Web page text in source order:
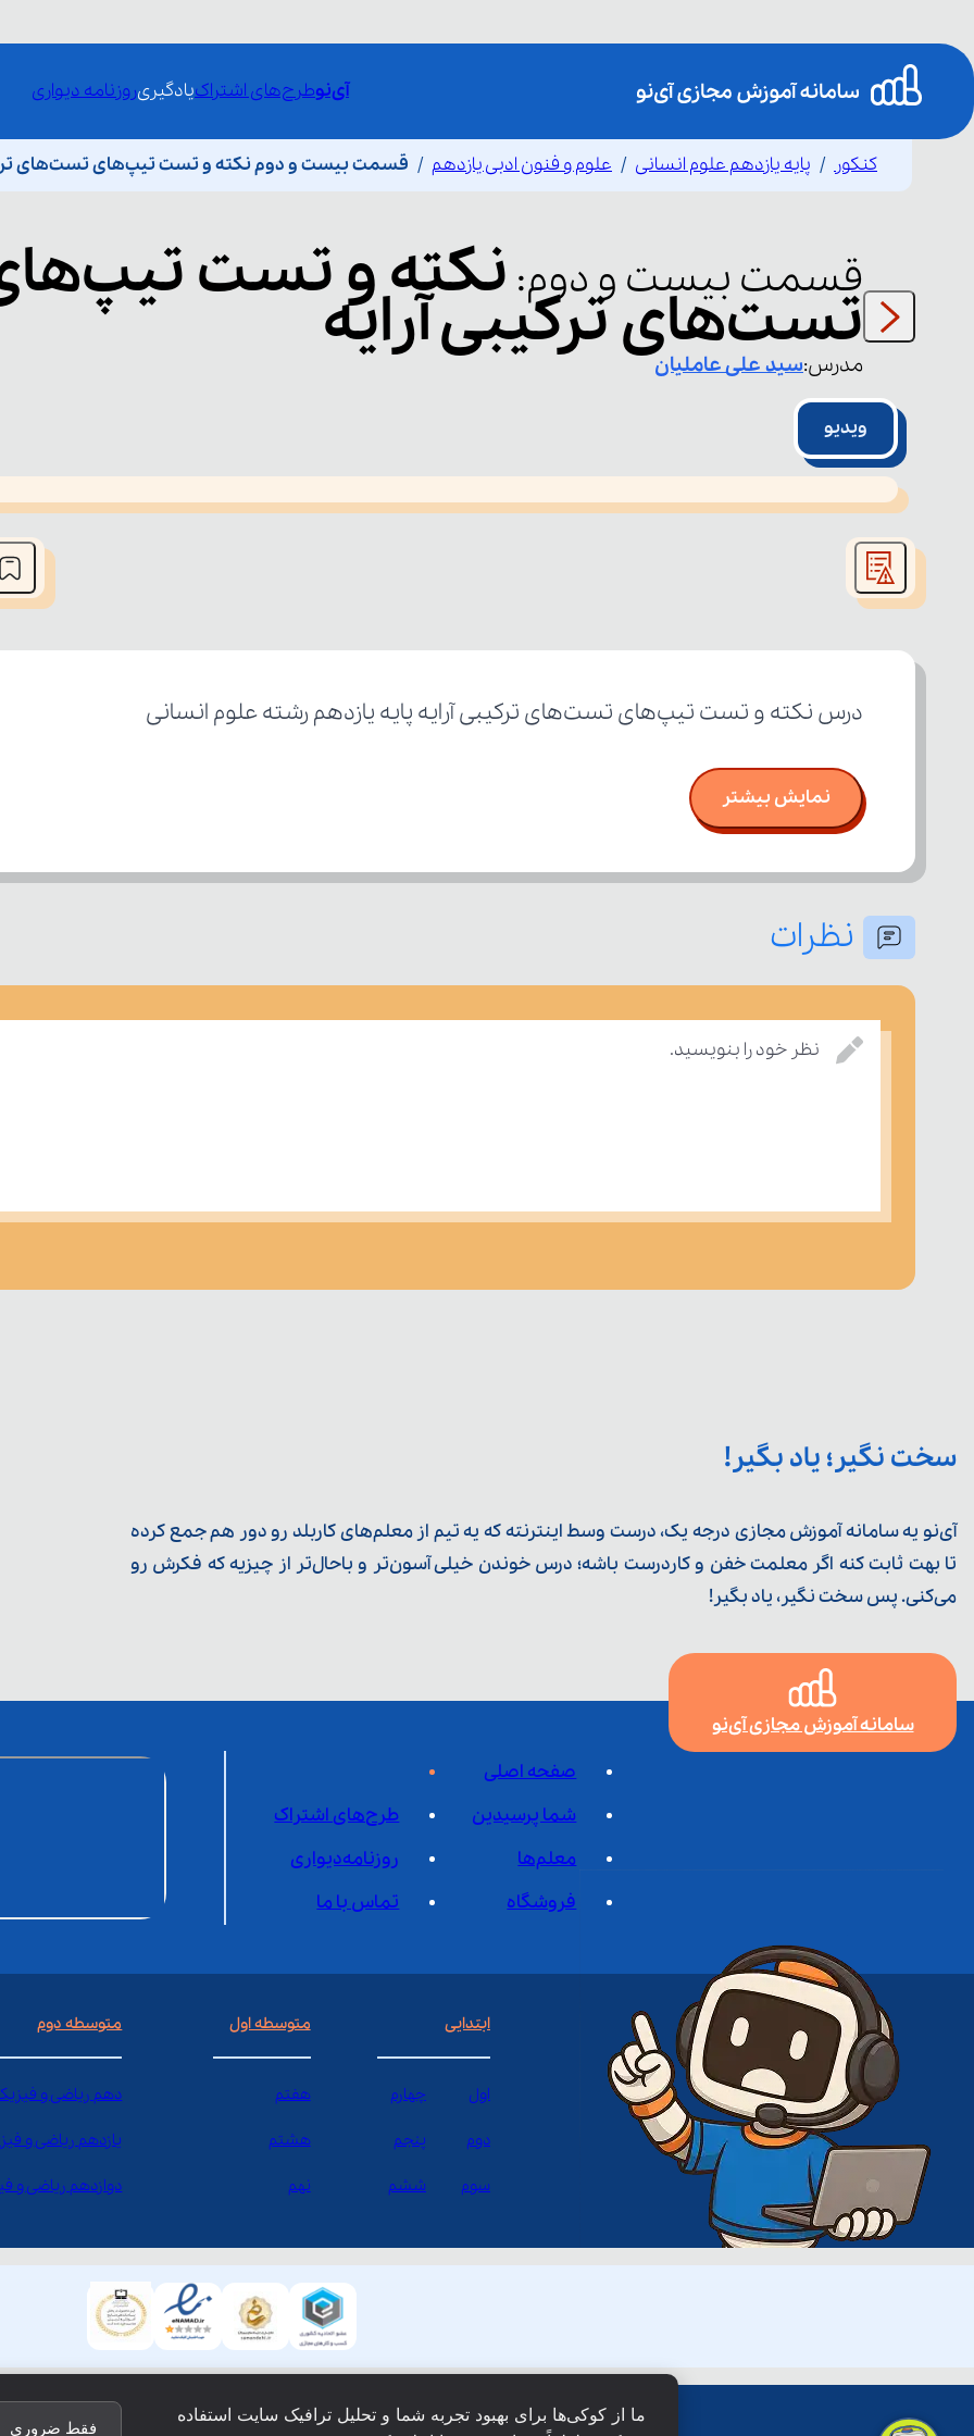
آی‌نوطرح‌های اشتراکیادگیریروزنامه دیواری
کنکور پایه یازدهم علوم انسانی علوم و فنون ادبی یازدهم قسمت بیست و دوم نکته و تست تیپ‌های تست‌های
قسمت بیست و دوم: نکته و تست
تست‌های ترکیبی آرایه
مدرس:سید علیعاملیان
ویدیو
This
is
window.
درس نکته و تست تیپ‌های تست‌های ترکیبی آرایه پایه یازدهم رشته علوم انسانی
نمایش بیشتر
نظرات
نظر خود را بنویسید.
سخت نگیر؛ یاد بگیر!
آی‌نو یه سامانه آموزش مجازی درجه یک، درست وسط اینترنته که یه تیم از معلم‌‌های کاربلد رو دور هم جمع کرده
تا بهت ثابت کنه اگر معلمت خفن و کاردرست باشه؛ درس خوندن خیلی آسون‌تر و باحال‌تر از چیزیه که فکرش رو
می‌کنی. پس سخت نگیر، یاد بگیر!
سامانه آموزش مجازی آی‌نو
صفحه اصلی
شما پرسیدین
طرح‌های اشتراک
معلم‌ها
روزنامه‌دیواری
فروشگاه
تماس با ما
ابتدایی
اول چهارم
دوم پنجم
سوم ششم
متوسطه اول
هفتم
هشتم
نهم
متوسطه دوم
دهم ریاضی و
یازدهم ریاضی و
دوازدهم ریاضی و
ما از کوکی‌ها برای بهبود تجربه شما و تحلیل ترافیک سایت استفاده
فقط ضروری